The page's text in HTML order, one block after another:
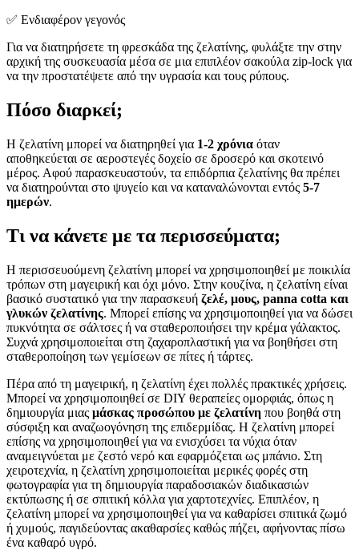
✅ Ενδιαφέρον γεγονός
Για να διατηρήσετε τη φρεσκάδα της ζελατίνης, φυλάξτε την στην
αρχική της συσκευασία μέσα σε μια επιπλέον σακούλα zip-lock για
να την προστατέψετε από την υγρασία και τους ρύπους.
Πόσο διαρκεί;
Η ζελατίνη μπορεί να διατηρηθεί για 1-2 χρόνια όταν
αποθηκεύεται σε αεροστεγές δοχείο σε δροσερό και σκοτεινό
μέρος. Αφού παρασκευαστούν, τα επιδόρπια ζελατίνης θα πρέπει
να διατηρούνται στο ψυγείο και να καταναλώνονται εντός 5-7
ημερών.
Τι να κάνετε με τα περισσεύματα;
Η περισσευούμενη ζελατίνη μπορεί να χρησιμοποιηθεί με ποικιλία
τρόπων στη μαγειρική και όχι μόνο. Στην κουζίνα, η ζελατίνη είναι
βασικό συστατικό για την παρασκευή ζελέ, μους, panna cotta και
γλυκών ζελατίνης. Μπορεί επίσης να χρησιμοποιηθεί για να δώσει
πυκνότητα σε σάλτσες ή να σταθεροποιήσει την κρέμα γάλακτος.
Συχνά χρησιμοποιείται στη ζαχαροπλαστική για να βοηθήσει στη
σταθεροποίηση των γεμίσεων σε πίτες ή τάρτες.
Πέρα από τη μαγειρική, η ζελατίνη έχει πολλές πρακτικές χρήσεις.
Μπορεί να χρησιμοποιηθεί σε DIY θεραπείες ομορφιάς, όπως η
δημιουργία μιας μάσκας προσώπου με ζελατίνη που βοηθά στη
σύσφιξη και αναζωογόνηση της επιδερμίδας. Η ζελατίνη μπορεί
επίσης να χρησιμοποιηθεί για να ενισχύσει τα νύχια όταν
αναμειγνύεται με ζεστό νερό και εφαρμόζεται ως μπάνιο. Στη
χειροτεχνία, η ζελατίνη χρησιμοποιείται μερικές φορές στη
φωτογραφία για τη δημιουργία παραδοσιακών διαδικασιών
εκτύπωσης ή σε σπιτική κόλλα για χαρτοτεχνίες. Επιπλέον, η
ζελατίνη μπορεί να χρησιμοποιηθεί για να καθαρίσει σπιτικά ζωμό
ή χυμούς, παγιδεύοντας ακαθαρσίες καθώς πήζει, αφήνοντας πίσω
ένα καθαρό υγρό.